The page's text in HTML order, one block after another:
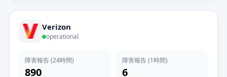
Verizon
operational
障害報告 (24時間)
890
障害報告 (1時間)
6